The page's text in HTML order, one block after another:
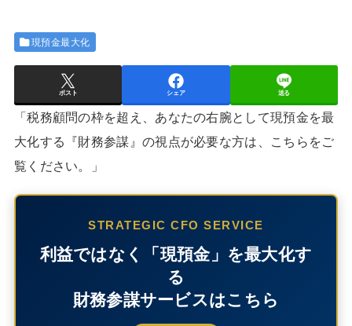
現預金最大化
ポスト シェア 送る
「税務顧問の枠を超え、あなたの右腕として現預金を最
大化する『財務参謀』の視点が必要な方は、こちらをご
覧ください。」
STRATEGIC CFO SERVICE
利益ではなく「現預金」を最大化す
る
財務参謀サービスはこちら